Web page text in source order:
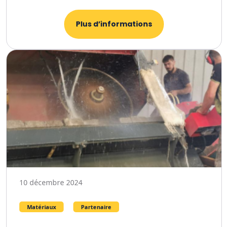
Plus d’informations
10 décembre 2024
Matériaux Partenaire